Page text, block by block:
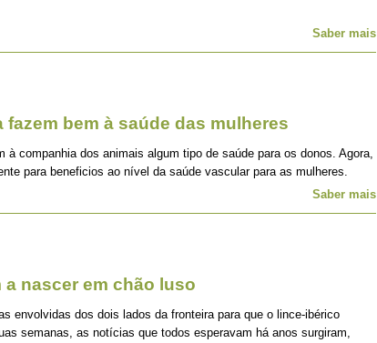
Saber mais
bem à saúde das mulheres
à companhia dos animais algum tipo de saúde para os donos. Agora,
para beneficios ao nível da saúde vascular para as mulheres.
Saber mais
nascer em chão luso
envolvidas dos dois lados da fronteira para que o lince-ibérico
semanas, as notícias que todos esperavam há anos surgiram,